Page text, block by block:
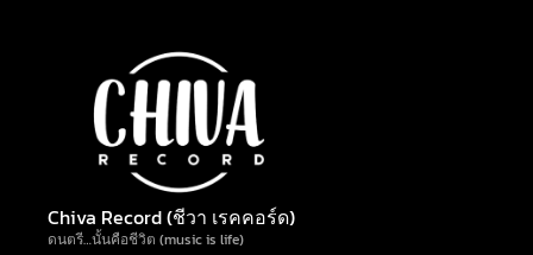
Chiva Record (ชีวา เรคคอร์ด)
ดนตรี…นั้นคือชีวิต (music is life)